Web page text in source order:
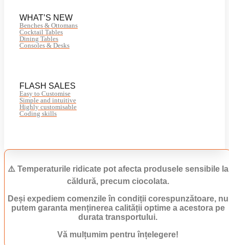
WHAT’S NEW
Benches & Ottomans
Cocktail Tables
Dining Tables
Consoles & Desks
FLASH SALES
Easy to Customise
Simple and intuitive
Highly customisable
Coding skills
⚠️ Temperaturile ridicate pot afecta produsele sensibile la
căldură, precum ciocolata.
Deși expediem comenzile în condiții corespunzătoare, nu
putem garanta menținerea calității optime a acestora pe
durata transportului.
Vă mulțumim pentru înțelegere!